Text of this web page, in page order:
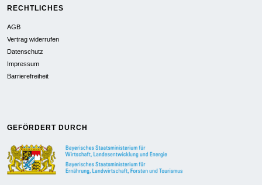
RECHTLICHES
AGB
Vertrag widerrufen
Datenschutz
Impressum
Barrierefreiheit
GEFÖRDERT DURCH